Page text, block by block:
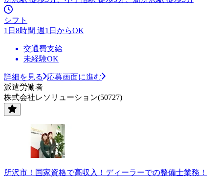
シフト
1日8時間 週1日からOK
交通費支給
未経験OK
詳細を見る
応募画面に進む
派遣労働者
株式会社レソリューション(50727)
所沢市！国家資格で高収入！ディーラーでの整備士業務！